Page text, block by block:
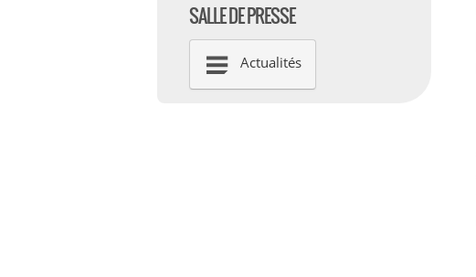
SALLE DE PRESSE
Actualités